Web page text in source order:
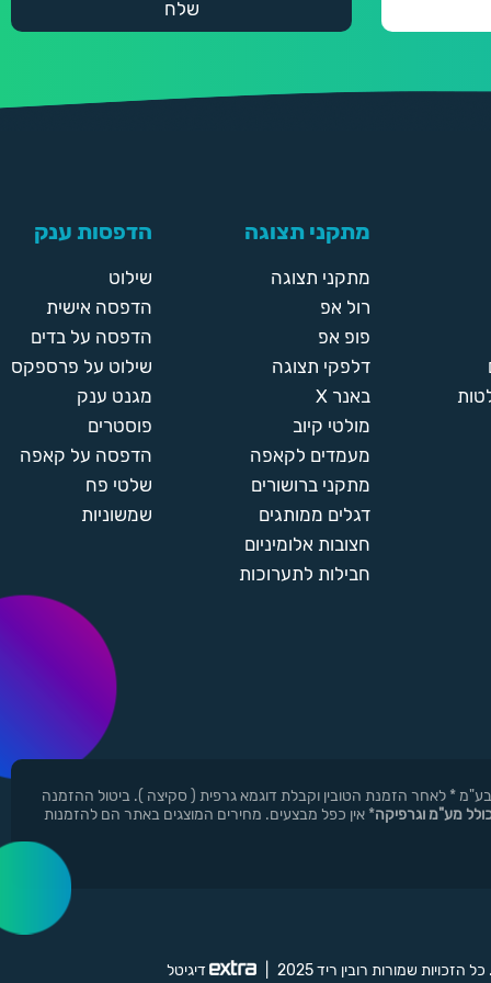
מתקני תצוגה
מתקני תצוגה
רול אפ
פופ אפ
דלפקי תצוגה
באנר X
מולטי קיוב
מעמדים לקאפה
מתקני ברושורים
דגלים ממותגים
חצובות אלומיניום
חבילות לתערוכות
הדפסות ענק
שילוט
הדפסה אישית
הדפסה על בדים
שילוט על פרספקס
מגנט ענק
פוסטרים
הדפסה על קאפה
שלטי פח
שמשוניות
ר.י.ד בע"מ * לאחר הזמנת הטובין וקבלת דוגמא גרפית ( סקיצה ). ביטול ההזמנה
מע"מ וגרפיקה* אין כפל מבצעים. מחירים המוצגים באתר הם להזמנות
כל הזכויות שמורות רובין ריד 2025 דיגיטל